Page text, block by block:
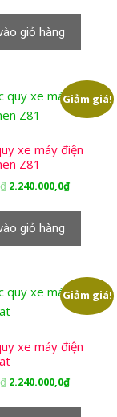
2.700.000,0₫.
giỏ hàng
Giảm giá!
xe máy điện
Z81
₫ Giá
2.700.000,0₫.
2.240.000,0₫Giá
giỏ hàng
Giảm giá!
xe máy điện
₫ Giá
2.240.000,0₫Giá